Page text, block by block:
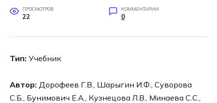
ПРОСМОТРОВ
22
КОММЕНТАРИИ
0
Тип: Учебник
Автор: Дорофеев Г.В., Шарыгин И.Ф., Суворова
С.Б., Бунимович Е.А., Кузнецова Л.В., Минаева С.С.,